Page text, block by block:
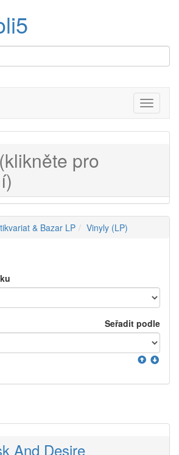
Menu
(klikněte pro
& Bazar LP Vinyly (LP)
Seřadit podle
And Desire